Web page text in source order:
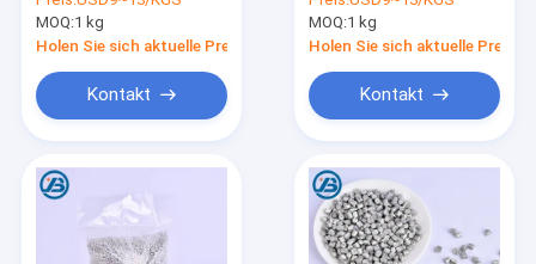
Magnesium-
Körnchen Orp-
Metallball
MOQ:1 kg
Holen Sie sich aktuelle Preis
Kontakt
MOQ:1 kg
Holen Sie sich aktuelle Preis
Kontakt